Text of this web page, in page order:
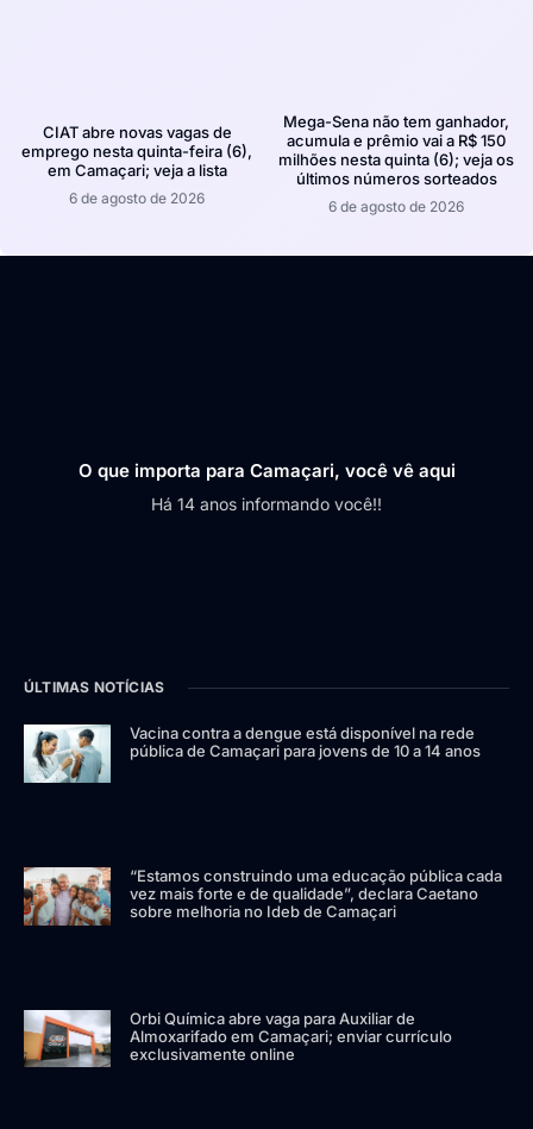
CIAT abre novas vagas de
emprego nesta quinta-feira (6),
em Camaçari; veja a lista
6 de agosto de 2026
Mega-Sena não tem ganhador,
acumula e prêmio vai a R$ 150
milhões nesta quinta (6); veja os
últimos números sorteados
6 de agosto de 2026
O que importa para Camaçari, você vê aqui
Há 14 anos informando você!!
ÚLTIMAS NOTÍCIAS
Vacina contra a dengue está disponível na rede
pública de Camaçari para jovens de 10 a 14 anos
“Estamos construindo uma educação pública cada
vez mais forte e de qualidade”, declara Caetano
sobre melhoria no Ideb de Camaçari
Orbi Química abre vaga para Auxiliar de
Almoxarifado em Camaçari; enviar currículo
exclusivamente online